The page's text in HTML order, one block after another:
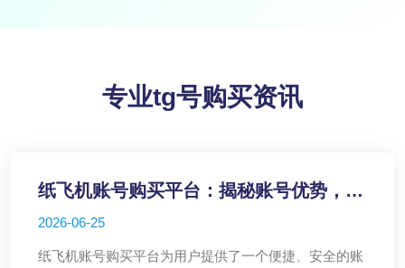
专业tg号购买资讯
纸飞机账号购买平台：揭秘账号优势，助
2026-06-25
纸飞机账号购买平台为用户提供了一个便捷、安全的账